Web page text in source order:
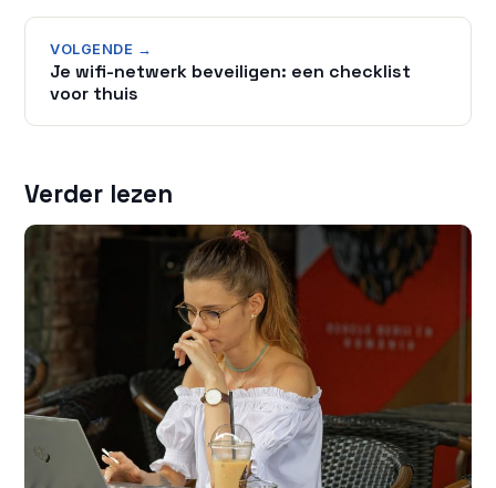
VOLGENDE →
Je wifi-netwerk beveiligen: een checklist
voor thuis
Verder lezen